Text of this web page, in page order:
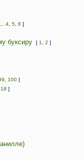
4 5 6 ]
буксиру
[ 1 2 ]
100 ]
18 ]